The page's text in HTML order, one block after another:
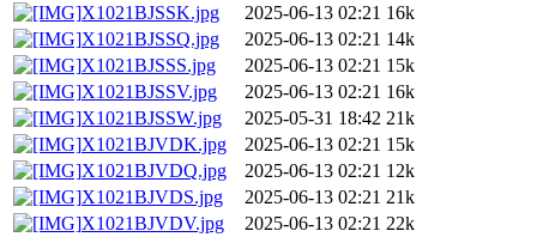
X1021BJSSK.jpg
2025-06-13 02:21 16k
X1021BJSSQ.jpg
2025-06-13 02:21 14k
X1021BJSSS.jpg
2025-06-13 02:21 15k
X1021BJSSV.jpg
2025-06-13 02:21 16k
X1021BJSSW.jpg
2025-05-31 18:42 21k
X1021BJVDK.jpg
2025-06-13 02:21 15k
X1021BJVDQ.jpg
2025-06-13 02:21 12k
X1021BJVDS.jpg
2025-06-13 02:21 21k
X1021BJVDV.jpg
2025-06-13 02:21 22k